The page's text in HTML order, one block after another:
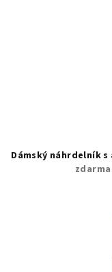
Dámský náhrdelník s